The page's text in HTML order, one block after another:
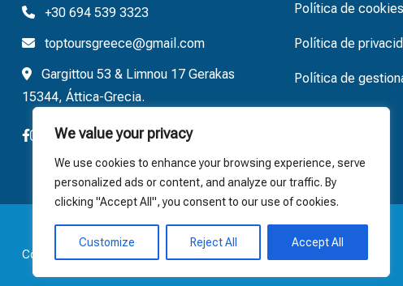
We value your privacy
We use cookies to enhance your browsing experience, serve
personalized ads or content, and analyze our traffic. By
clicking "Accept All", you consent to our use of cookies.
Customize Reject All Accept All
+30 694 539 3323
toptoursgreece@gmail.com
Gargittou 53 & Limnou 17 Gerakas
15344, Áttica-Grecia.
Política de cookies
Política de
Política de
Copyright © 2025 Tours Greece. All rights reserved.